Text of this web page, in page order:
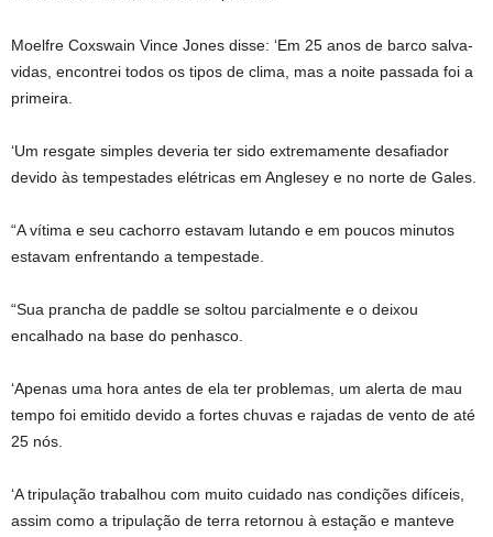
Moelfre Coxswain Vince Jones disse: ‘Em 25 anos de barco salva-
vidas, encontrei todos os tipos de clima, mas a noite passada foi a
primeira.
‘Um resgate simples deveria ter sido extremamente desafiador
devido às tempestades elétricas em Anglesey e no norte de Gales.
“A vítima e seu cachorro estavam lutando e em poucos minutos
estavam enfrentando a tempestade.
“Sua prancha de paddle se soltou parcialmente e o deixou
encalhado na base do penhasco.
‘Apenas uma hora antes de ela ter problemas, um alerta de mau
tempo foi emitido devido a fortes chuvas e rajadas de vento de até
25 nós.
‘A tripulação trabalhou com muito cuidado nas condições difíceis,
assim como a tripulação de terra retornou à estação e manteve